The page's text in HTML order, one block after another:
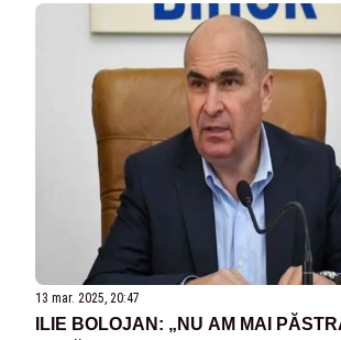
13 mar. 2025, 20:47
ILIE BOLOJAN: „NU AM MAI